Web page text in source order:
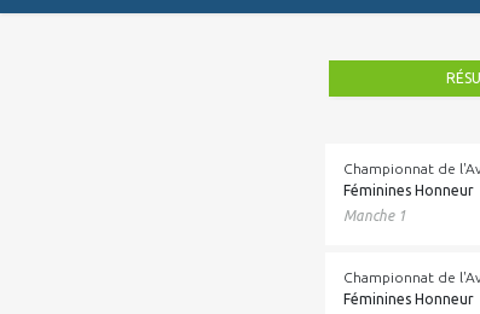
Championnat de
Féminines Honneur
Manche 1
Championnat de
Féminines Honneur